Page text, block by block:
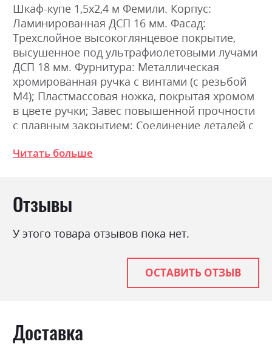
Шкаф-купе 1,5х2,4 м Фемили. Корпус:
Ламинированная ДСП 16 мм. Фасад:
Трехслойное высокоглянцевое покрытие,
высушенное под ультрафиолетовыми лучами
ДСП 18 мм. Фурнитура: Металлическая
хромированная ручка с винтами (с резьбой
М4); Пластмассовая ножка, покрытая хромом
в цвете ручки; Завес повышенной прочности
с плавным закрытием; Соединение деталей с
Размеры: Ширина 150.0см, Высота 240 см,
Фабрика:
Цвет (Фасад):
білий глянець
мінімалізм, модерн
Читать больше
Отзывы
У этого товара отзывов пока нет.
ОСТАВИТЬ ОТЗЫВ
Доставка